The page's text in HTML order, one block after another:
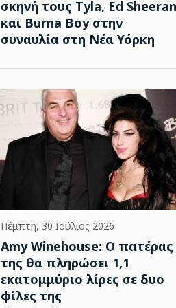
σκηνή τους Tyla, Ed Sheeran
και Burna Boy στην
συναυλία στη Νέα Υόρκη
Πέμπτη, 30 Ιούλιος 2026
Amy Winehouse: Ο πατέρας
της θα πληρώσει 1,1
εκατομμύριο λίρες σε δυο
φίλες της